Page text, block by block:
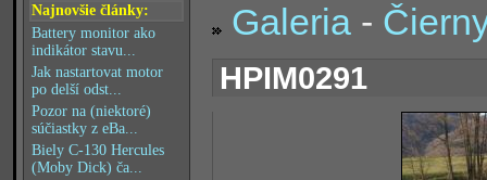
Najnovšie články:
Battery monitor ako
indikátor stavu...
Jak nastartovat motor
po delší odst...
Pozor na (niektoré)
súčiastky z eBa...
Biely C-130 Hercules
(Moby Dick) ča...
Galeria -
HPIM0291